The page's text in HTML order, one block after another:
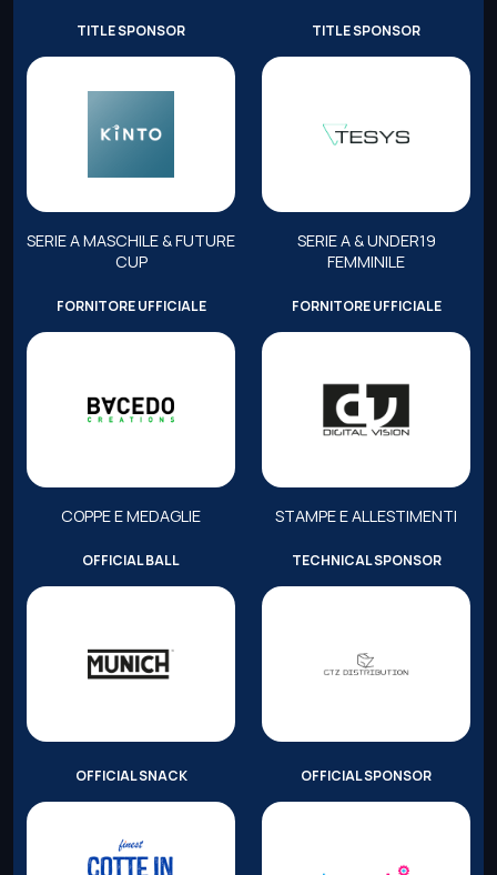
TITLE SPONSOR
SERIE A MASCHILE & FUTURE
CUP
TITLE SPONSOR
SERIE A & UNDER19
FEMMINILE
FORNITORE UFFICIALE
COPPE E MEDAGLIE
FORNITORE UFFICIALE
STAMPE E ALLESTIMENTI
OFFICIAL BALL TECHNICAL SPONSOR
OFFICIAL SNACK OFFICIAL SPONSOR